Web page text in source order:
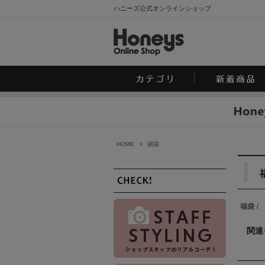
ハニーズ公式オンラインショップ
HOME > 福袋
福袋 /
関